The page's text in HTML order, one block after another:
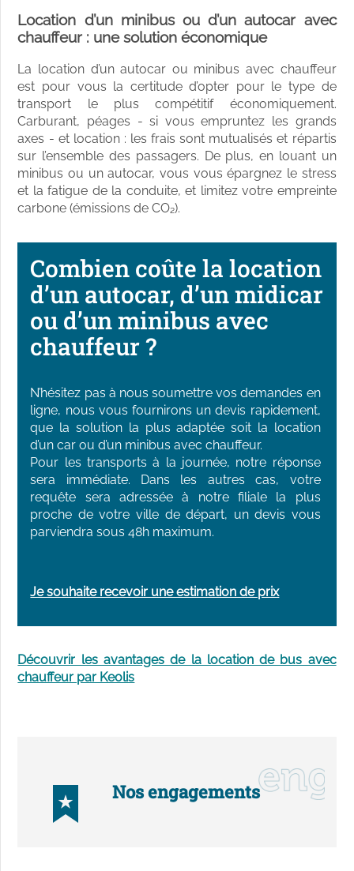
Location d’un minibus ou d’un autocar avec
chauffeur : une solution économique
La location d’un autocar ou minibus avec chauffeur
est pour vous la certitude d’opter pour le type de
transport le plus compétitif économiquement.
Carburant, péages - si vous empruntez les grands
axes - et location : les frais sont mutualisés et répartis
sur l’ensemble des passagers. De plus, en louant un
minibus ou un autocar, vous vous épargnez le stress
et la fatigue de la conduite, et limitez votre empreinte
carbone (émissions de CO₂).
Combien coûte la location
d’un autocar, d’un midicar
ou d’un minibus avec
chauffeur ?
N’hésitez pas à nous soumettre vos demandes en
ligne, nous vous fournirons un devis rapidement,
que la solution la plus adaptée soit la location
d’un car ou d’un minibus avec chauffeur.
Pour les transports à la journée, notre réponse
sera immédiate. Dans les autres cas, votre
requête sera adressée à notre filiale la plus
proche de votre ville de départ, un devis vous
parviendra sous 48h maximum.
Je souhaite recevoir une estimation de prix
Découvrir les avantages de la location de bus avec
chauffeur par Keolis
Nos engagements